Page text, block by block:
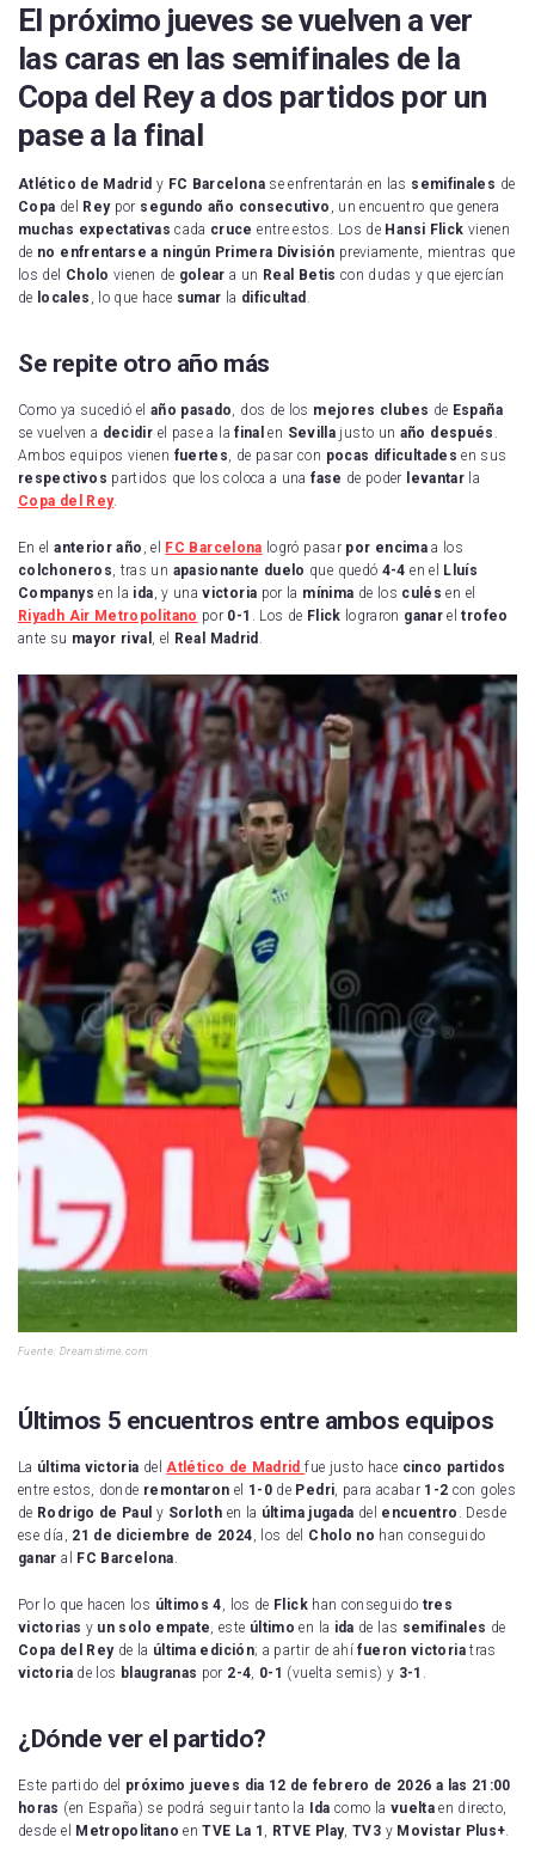
El próximo jueves se vuelven a ver
las caras en las semifinales de la
Copa del Rey a dos partidos por un
pase a la final
Atlético de Madrid y FC Barcelonase enfrentarán en las semifinales de
Copa del Reypor segundo año consecutivo
, un encuentro que genera
muchas expectativas cada cruce entre estos. Los de Hansi Flick vienen
de no enfrentarse a ningún Primera División previamente, mientras que
los del Cholo vienen de golear a un Real Betis con dudas y que ejercían
de locales , lo que hace sumar la dificultad
Se repite otro año más
Como ya sucedió el año pasado , dos de los mejores clubes de España
se vuelven a decidir el pase a lafinal en Sevilla justo un año después
Ambos equipos vienen fuertes , de pasar con pocas dificultades en sus
respectivos partidos que los coloca a unafase de poder levantar la
Copa del Rey.
En elanterior año , el FC Barcelona logró pasar por encima a los
colchoneros , tras un apasionante duelo que quedó 4-4en el Lluís
Companys en la ida , y unavictoria por la mínima de los culés en el
Riyadh Air Metropolitano por 0-1 . Los de Flick lograron ganar eltrofeo
ante su mayor rival , el Real Madrid
Fuente: Dreamstime.com
Últimos 5 encuentros entre ambos equipos
La última victoria delAtlético de Madridfue justo hace cinco partidos
entre estos, donde remontaron el 1-0 de Pedri, para acabar 1-2 con goles
de Rodrigo de Paul y Sorloth en la última jugada del encuentro . Desde
ese día, 21 de diciembre de 2024, los del Cholo no han conseguido
ganar al FC Barcelona.
Por lo que hacen los últimos 4, los de Flickhan conseguido tres
victorias y un solo empate, este último en la ida de las semifinales de
Copa del Reyde la última edición; a partir de ahífueron victoriatras
victoriade los blaugranas por 2-4, 0-1 (vuelta semis) y 3-1 .
¿Dónde ver el partido?
Este partido del próximo jueves dia 12 de febrero de 2026 a las 21:00
horas (en España) se podrá seguir tanto la Ida como la vuelta en directo,
desde el
Metropolitano enTVE La 1 , RTVE Play,TV3 y Movistar Plus+.